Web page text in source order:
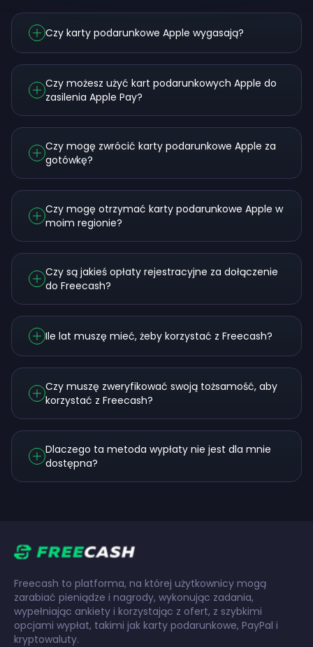
Czy karty podarunkowe Apple wygasają?
Czy możesz użyć kart podarunkowych Apple do
zasilenia Apple Pay?
Czy mogę zwrócić karty podarunkowe Apple za
gotówkę?
Czy mogę otrzymać karty podarunkowe Apple w
moim regionie?
Czy są jakieś opłaty rejestracyjne za dołączenie
do Freecash?
Ile lat muszę mieć, żeby korzystać z Freecash?
Czy muszę zweryfikować swoją tożsamość, aby
korzystać z Freecash?
Dlaczego ta metoda wypłaty nie jest dla mnie
dostępna?
Freecash to platforma, na której użytkownicy mogą
zarabiać pieniądze i nagrody, wykonując zadania,
wypełniając ankiety i korzystając z ofert, z szybkimi
opcjami wypłat, takimi jak karty podarunkowe, PayPal i
kryptowaluty.